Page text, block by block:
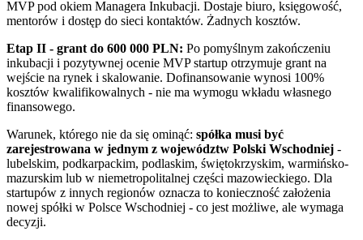
MVP pod okiem Managera Inkubacji. Dostaje biuro, księgowość,
mentorów i dostęp do sieci kontaktów. Żadnych kosztów.
Etap II - grant do 600 000 PLN: Po pomyślnym zakończeniu
inkubacji i pozytywnej ocenie MVP startup otrzymuje grant na
wejście na rynek i skalowanie. Dofinansowanie wynosi 100%
kosztów kwalifikowalnych - nie ma wymogu wkładu własnego
finansowego.
Warunek, którego nie da się ominąć: spółka musi być
zarejestrowana w jednym z województw Polski Wschodniej -
lubelskim, podkarpackim, podlaskim, świętokrzyskim, warmińsko-
mazurskim lub w niemetropolitalnej części mazowieckiego. Dla
startupów z innych regionów oznacza to konieczność założenia
nowej spółki w Polsce Wschodniej - co jest możliwe, ale wymaga
decyzji.